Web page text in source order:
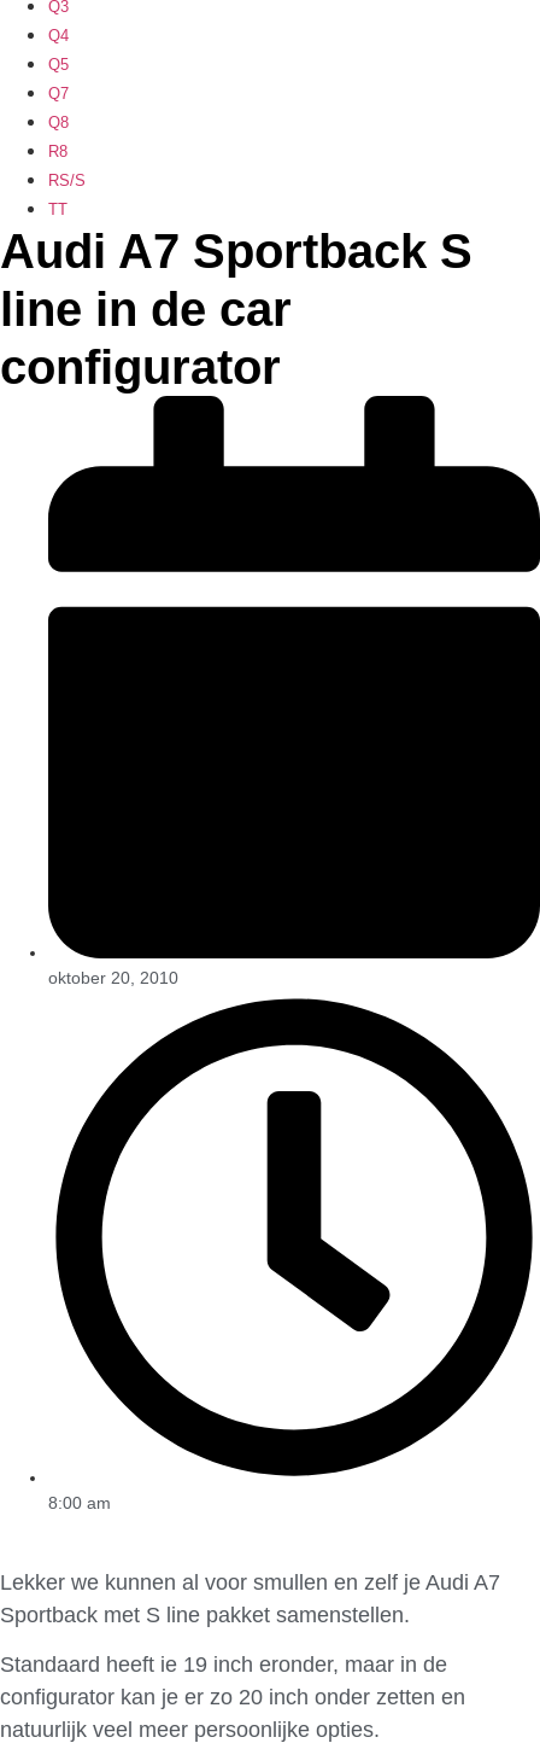
Q3
Q4
Q5
Q7
Q8
R8
RS/S
TT
Audi A7 Sportback S
line in de car
configurator
oktober 20, 2010
8:00 am
Lekker we kunnen al voor smullen en zelf je Audi A7
Sportback met S line pakket samenstellen.
Standaard heeft ie 19 inch eronder, maar in de
configurator kan je er zo 20 inch onder zetten en
natuurlijk veel meer persoonlijke opties.